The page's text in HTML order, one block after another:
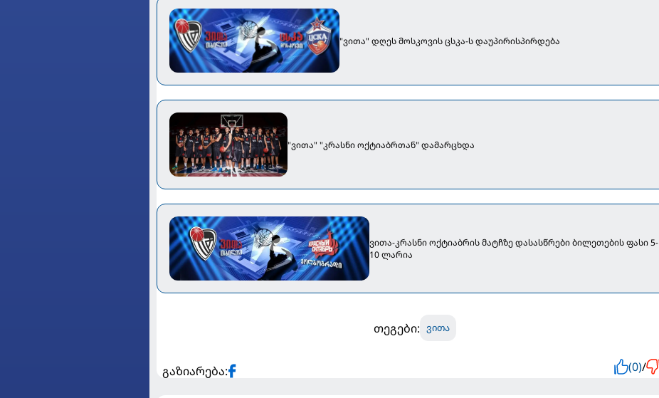
"ვითა" დღეს მოსკოვის ცსკა-ს დაუპირისპირდება
"ვითა" "კრასნი ოქტიაბრთან" დამარცხდა
ვითა-კრასნი ოქტიაბრის მატჩზე დასასწრები ბილეთების ფასი 5-
10 ლარია
თეგები: ვითა
გაზიარება: (0)/